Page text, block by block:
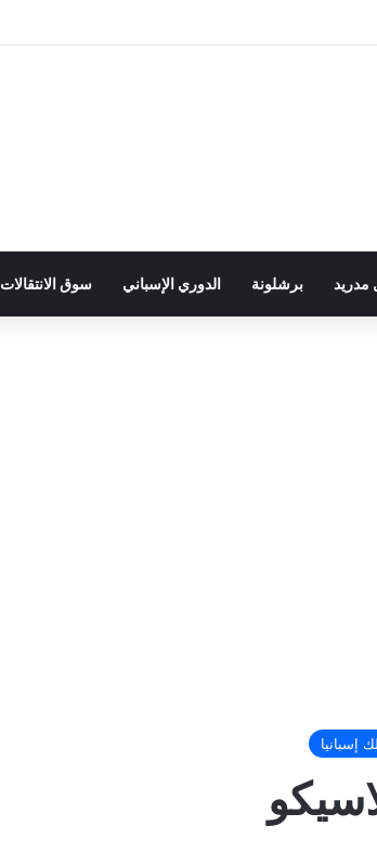
مدريد برشلونة الدوري الإسباني سوق الانتقالات
إسبانيا